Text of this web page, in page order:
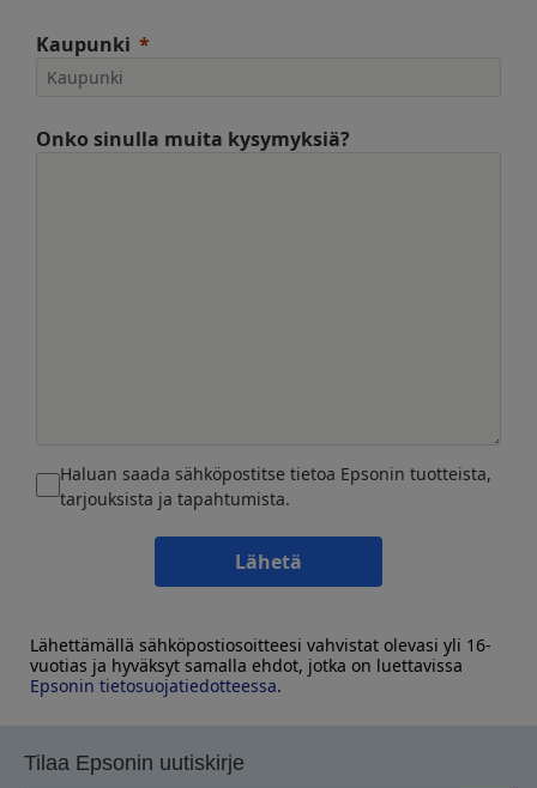
Kaupunki
Onko sinulla muita kysymyksiä?
Haluan saada sähköpostitse tietoa Epsonin tuotteista,
tarjouksista ja tapahtumista.
Lähetä
Lähettämällä sähköpostiosoitteesi vahvistat olevasi yli 16-
vuotias ja hyväksyt samalla ehdot, jotka on luettavissa
Epsonin tietosuojatiedotteessa.
Tilaa Epsonin uutiskirje